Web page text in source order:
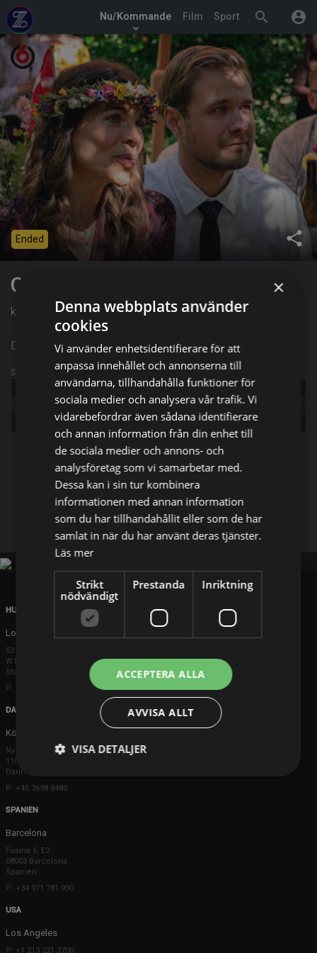
search account_circle
Nu/Kommande
keyboard_arrow_down
Film Sport
share
Ended
Call me Dad
kl. 07:30 på TV6
Dansk komediserie från 2024 | Episode 6 | Säsong 1
Sändningsinformation
Publicerad: 2024
Episode 6
Drama
Facebook X E-postadress
HUVUDKONTOR
London
52 Brook Street
W1K 5DS London
Storbritannien
P: +44 203 608 8181
DANMARK
Köpenhamn
Ny Østergade 20
1101 København K
Danmark
P: +45 3698 8480
SPANIEN
Barcelona
Fusina 6, E2
08003 Barcelona
Spanien
P: +34 971 781 990
USA
Los Angeles
P: +1 213 221 3700
×
Denna webbplats använder
cookies
Vi använder enhetsidentifierare för att
anpassa innehållet och annonserna till
användarna, tillhandahålla funktioner för
sociala medier och analysera vår trafik. Vi
vidarebefordrar även sådana identifierare
och annan information från din enhet till
de sociala medier och annons- och
analysföretag som vi samarbetar med.
Dessa kan i sin tur kombinera
informationen med annan information
som du har tillhandahållit eller som de har
samlat in när du har använt deras tjänster.
Läs mer
Strikt
nödvändigt
Prestanda Inriktning
ACCEPTERA ALLA
AVVISA ALLT
VISA DETALJER